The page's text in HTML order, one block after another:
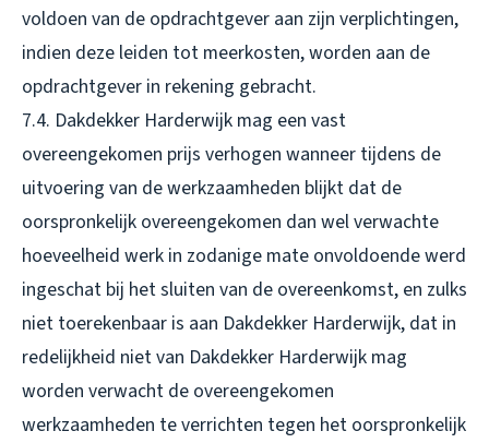
voldoen van de opdrachtgever aan zijn verplichtingen,
indien deze leiden tot meerkosten, worden aan de
opdrachtgever in rekening gebracht.
7.4. Dakdekker Harderwijk mag een vast
overeengekomen prijs verhogen wanneer tijdens de
uitvoering van de werkzaamheden blijkt dat de
oorspronkelijk overeengekomen dan wel verwachte
hoeveelheid werk in zodanige mate onvoldoende werd
ingeschat bij het sluiten van de overeenkomst, en zulks
niet toerekenbaar is aan Dakdekker Harderwijk, dat in
redelijkheid niet van Dakdekker Harderwijk mag
worden verwacht de overeengekomen
werkzaamheden te verrichten tegen het oorspronkelijk